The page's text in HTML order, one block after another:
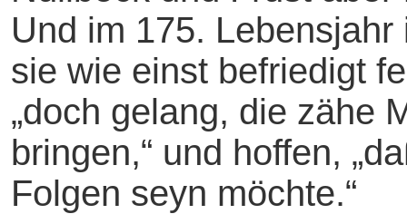
Und im 175. Lebensjahr
sie wie einst befriedigt
„doch gelang, die zähe
bringen,“ und hoffen,
Folgen seyn möchte.“